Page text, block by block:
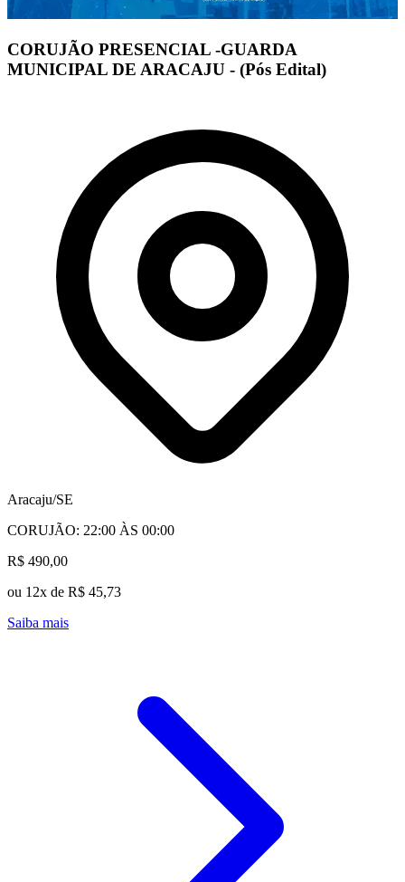
CORUJÃO PRESENCIAL -GUARDA
MUNICIPAL DE ARACAJU - (Pós Edital)
Aracaju/SE
CORUJÃO: 22:00 ÀS 00:00
R$ 490,00
ou 12x de R$ 45,73
Saiba mais